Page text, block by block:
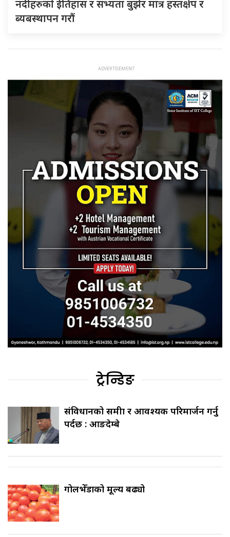
नदीहरुकाे ईतिहास र सभ्यता बुझेर मात्र हस्तक्षेप र
ब्यबस्थापन गराैं
ट्रेन्डिङ
संविधानको समीक्षा र आवश्यक परिमार्जन गर्नु
पर्दछ : आङदेम्बे
गोलभेँडाको मूल्य बढ्यो